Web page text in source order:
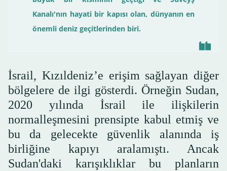
Kanalı'nın hayati bir kapısı olan, dünyanın en
önemli deniz geçitlerinden biri.
İsrail, Kızıldeniz’e erişim sağlayan diğer
bölgelere de ilgi gösterdi. Örneğin Sudan,
2020 yılında İsrail ile ilişkilerin
normalleşmesini prensipte kabul etmiş ve
bu da gelecekte güvenlik alanında iş
birliğine kapıyı aralamıştı. Ancak
Sudan'daki karışıklıklar bu planların